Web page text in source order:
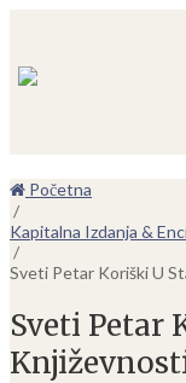
Početna
/
Kapitalna Izdanja &
/
Sveti Petar Koriški U
Sveti Petar